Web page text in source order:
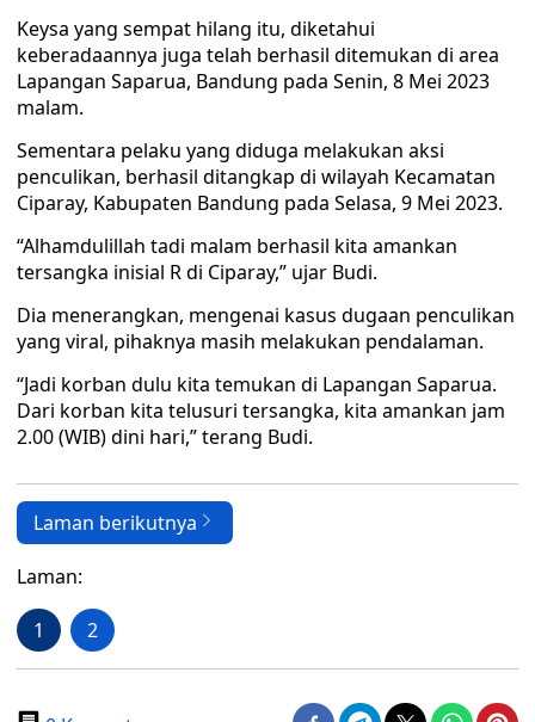
Keysa yang sempat hilang itu, diketahui
keberadaannya juga telah berhasil ditemukan di area
Lapangan Saparua, Bandung pada Senin, 8 Mei 2023
malam.
Sementara pelaku yang diduga melakukan aksi
penculikan, berhasil ditangkap di wilayah Kecamatan
Ciparay, Kabupaten Bandung pada Selasa, 9 Mei 2023.
“Alhamdulillah tadi malam berhasil kita amankan
tersangka inisial R di Ciparay,” ujar Budi.
Dia menerangkan, mengenai kasus dugaan penculikan
yang viral, pihaknya masih melakukan pendalaman.
“Jadi korban dulu kita temukan di Lapangan Saparua.
Dari korban kita telusuri tersangka, kita amankan jam
2.00 (WIB) dini hari,” terang Budi.
Laman berikutnya
Laman:
1 2